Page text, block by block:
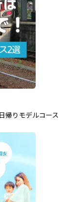
帰りモデルコース